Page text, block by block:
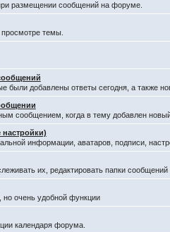
размещении сообщений на форуме.
темы.
были добавлены ответы сегодня, а также
сообщением, когда в тему добавлен
информации, аватаров, подписи,
их, редактировать папки
очень удобной функции
календаря форума.